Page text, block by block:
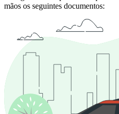
mãos os seguintes documentos: